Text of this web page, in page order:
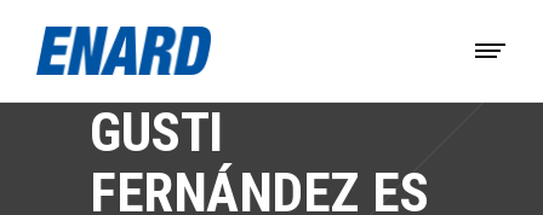
GUSTI
FERNÁNDEZ ES